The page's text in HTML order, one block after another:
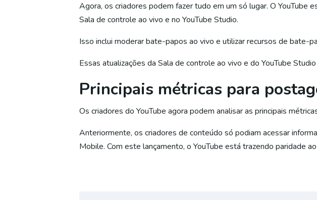
Agora, os criadores podem fazer tudo em um só lugar. O YouTube
Sala de controle ao vivo e no YouTube Studio.
Isso inclui moderar bate-papos ao vivo e utilizar recursos de bate-
Essas atualizações da Sala de controle ao vivo e do YouTube
Principais métricas para
Os criadores do YouTube agora podem analisar as principais
Anteriormente, os criadores de conteúdo só podiam acessar
Mobile. Com este lançamento, o YouTube está trazendo paridade